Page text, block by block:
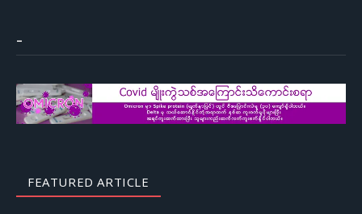
–
FEATURED ARTICLE